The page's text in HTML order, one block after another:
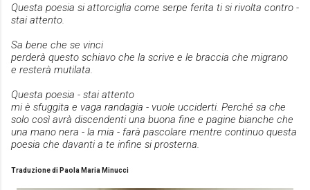
Questa poesia si attorciglia come serpe ferita ti si rivolta contro -
stai attento.
Sa bene che se vinci
perderà questo schiavo che la scrive e le braccia che migrano
e resterà mutilata.
Questa poesia - stai attento
mi è sfuggita e vaga randagia - vuole ucciderti. Perché sa che
solo così avrà discendenti una buona fine e pagine bianche che
una mano nera - la mia - farà pascolare mentre continuo questa
poesia che davanti a te infine si prosterna.
Traduzione di Paola Maria Minucci